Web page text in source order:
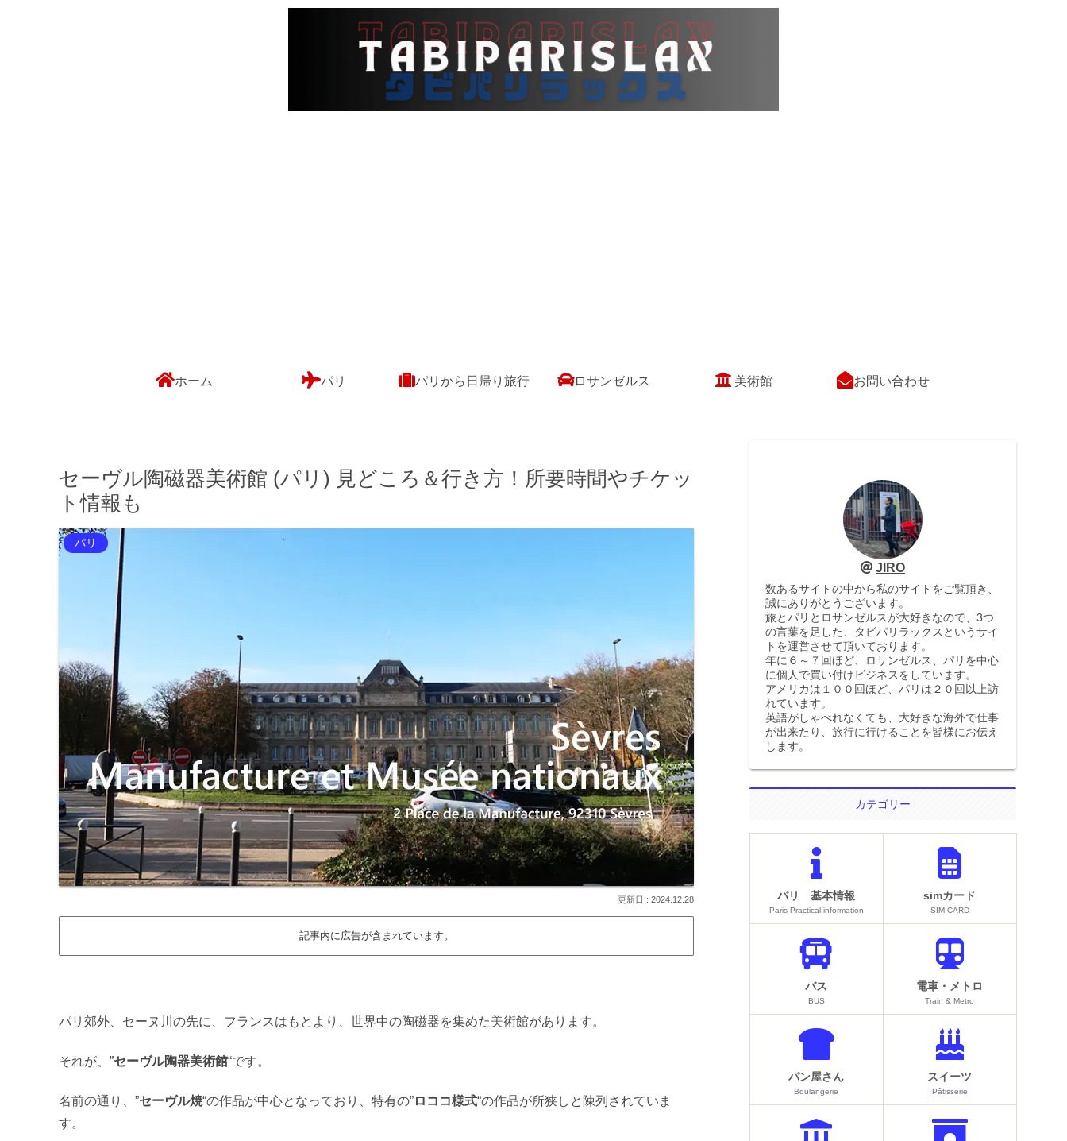
ホーム パリ パリから日帰り旅行 ロサンゼルス 美術館 お問い合わせ
セーヴル陶磁器美術館 (パリ) 見どころ＆行き方！所要時間やチケッ
ト情報も
パリ
2024.12.28
記事内に広告が含まれています。
パリ郊外、セーヌ川の先に、フランスはもとより、世界中の陶磁器を集めた美術館があります。
それが、”セーヴル陶器美術館“です。
名前の通り、”セーヴル焼“の作品が中心となっており、特有の”ロココ様式“の作品が所狭しと陳列されていま
す。
JIRO
数あるサイトの中から私のサイトをご覧頂き、
誠にありがとうございます。
旅とパリとロサンゼルスが大好きなので、3つ
の言葉を足した、タビパリラックスというサイ
トを運営させて頂いております。
年に６～７回ほど、ロサンゼルス、パリを中心
に個人で買い付けビジネスをしています。
アメリカは１００回ほど、パリは２０回以上訪
れています。
英語がしゃべれなくても、大好きな海外で仕事
が出来たり、旅行に行けることを皆様にお伝え
します。
カテゴリー
パリ 基本情報
Paris Practical information
simカード
SIM CARD
バス
BUS
電車・メトロ
Train & Metro
パン屋さん
Boulangerie
スイーツ
Pâtisserie